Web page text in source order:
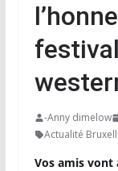
-Anny dimelow
Actualité
Vos amis